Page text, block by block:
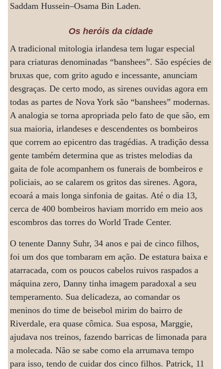
Saddam Hussein–Osama Bin Laden.
Os heróis da cidade
A tradicional mitologia irlandesa tem lugar especial
para criaturas denominadas “banshees”. São espécies de
bruxas que, com grito agudo e incessante, anunciam
desgraças. De certo modo, as sirenes ouvidas agora em
todas as partes de Nova York são “banshees” modernas.
A analogia se torna apropriada pelo fato de que são, em
sua maioria, irlandeses e descendentes os bombeiros
que correm ao epicentro das tragédias. A tradição dessa
gente também determina que as tristes melodias da
gaita de fole acompanhem os funerais de bombeiros e
policiais, ao se calarem os gritos das sirenes. Agora,
ecoará a mais longa sinfonia de gaitas. Até o dia 13,
cerca de 400 bombeiros haviam morrido em meio aos
escombros das torres do World Trade Center.
O tenente Danny Suhr, 34 anos e pai de cinco filhos,
foi um dos que tombaram em ação. De estatura baixa e
atarracada, com os poucos cabelos ruivos raspados a
máquina zero, Danny tinha imagem paradoxal a seu
temperamento. Sua delicadeza, ao comandar os
meninos do time de beisebol mirim do bairro de
Riverdale, era quase cômica. Sua esposa, Marggie,
ajudava nos treinos, fazendo barricas de limonada para
a molecada. Não se sabe como ela arrumava tempo
para isso, tendo de cuidar dos cinco filhos. Patrick, 11